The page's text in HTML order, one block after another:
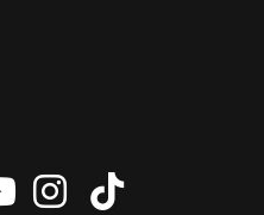
vanInstagram
Tiktok